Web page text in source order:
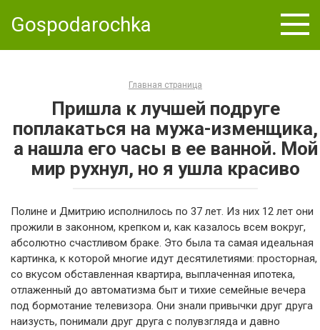
Gospodarochka
Главная страница
Пришла к лучшей подруге
поплакаться на мужа-изменщика,
а нашла его часы в ее ванной. Мой
мир рухнул, но я ушла красиво
Полине и Дмитрию исполнилось по 37 лет. Из них 12 лет они
прожили в законном, крепком и, как казалось всем вокруг,
абсолютно счастливом браке. Это была та самая идеальная
картинка, к которой многие идут десятилетиями: просторная,
со вкусом обставленная квартира, выплаченная ипотека,
отлаженный до автоматизма быт и тихие семейные вечера
под бормотание телевизора. Они знали привычки друг друга
наизусть, понимали друг друга с полувзгляда и давно